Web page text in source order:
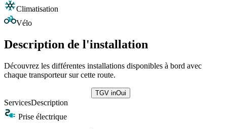
Climatisation
Vélo
Description de l'installation
Découvrez les différentes installations disponibles à bord avec
chaque transporteur sur cette route.
TGV inOui
ServicesDescription
Prise électrique